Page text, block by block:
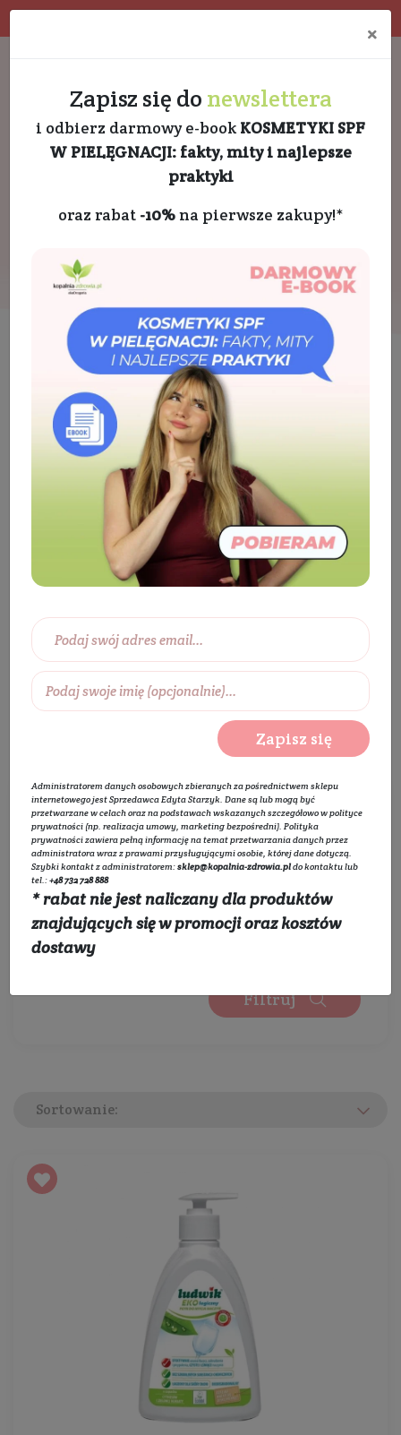
Producenci Ludwik EKOlogiczny
Ludwik EKOlogiczny
Wybierz zakres cen:
0 zł 450 zł
Wybierz kategorie:
Rozwiń listę
Filtruj
Sortowanie:
×
Zapisz się do newslettera
i odbierz darmowy e-book KOSMETYKI SPF
W PIELĘGNACJI: fakty, mity i najlepsze
praktyki
oraz rabat -10%na pierwsze zakupy!*
Zapisz się
Administratorem danych osobowych zbieranych za pośrednictwem sklepu
internetowego jest Sprzedawca Edyta Starzyk. Dane są lub mogą być
przetwarzane w celach oraz na podstawach wskazanych szczegółowo wpolityce
prywatności (np. realizacja umowy, marketing bezpośredni). Polityka
prywatnościzawiera pełną informację na temat przetwarzania danych przez
administratora wraz z prawami przysługującymi osobie, której dane dotyczą.
Szybki kontakt z administratorem:sklep@kopalnia-zdrowia.pldo kontaktu lub
tel.:+48 732 728 888
* rabat nie jest naliczany dla produktów
znajdujących się w promocji oraz kosztów
dostawy